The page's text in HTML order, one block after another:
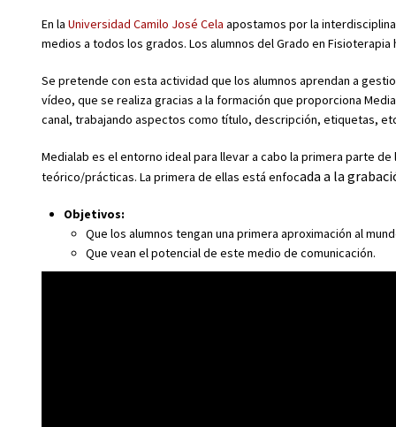
En la Universidad Camilo José Cela apostamos por la
medios a todos los grados. Los alumnos del Grado en
Se pretende con esta actividad que los alumnos aprendan a
vídeo, que se realiza gracias a la formación que proporciona
canal, trabajando aspectos como título, descripción, etiquetas,
Medialab es el entorno ideal para llevar a cabo la primera parte
teórico/prácticas. La primera de ellas está enfocada a la
Objetivos:
Que los alumnos tengan una primera aproximación al
Que vean el potencial de este medio de comunicación.